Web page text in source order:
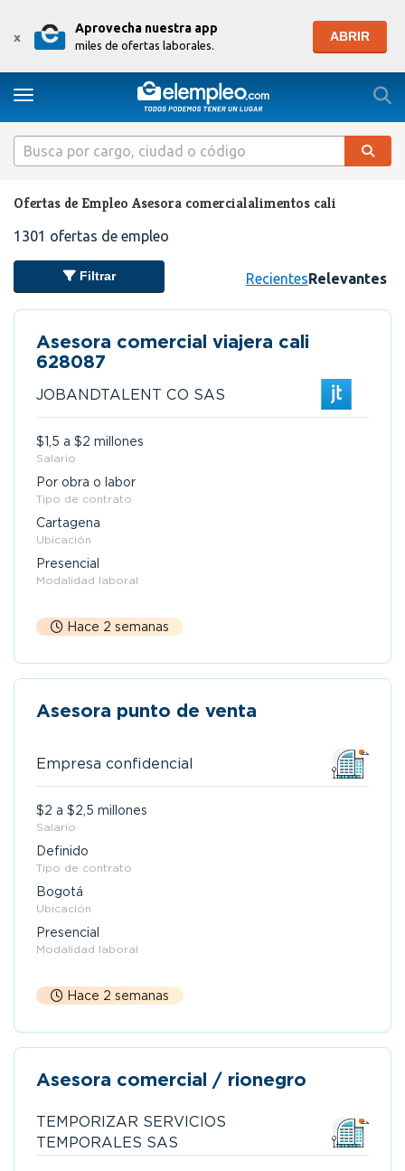
x
Aprovecha nuestra app
miles de ofertas laborales.
ABRIR
Toggle navigation
Ofertas de Empleo Asesora comercialalimentos cali
1301 ofertas de empleo
Filtrar RecientesRelevantes
Asesora comercial viajera cali
628087
JOBANDTALENT CO SAS
$1,5 a $2 millones
Salario
Por obra o labor
Tipo de contrato
Cartagena
Ubicación
Presencial
Modalidad laboral
Hace 2 semanas
Asesora punto de venta
Empresa confidencial
$2 a $2,5 millones
Salario
Definido
Tipo de contrato
Bogotá
Ubicación
Presencial
Modalidad laboral
Hace 2 semanas
Asesora comercial / rionegro
TEMPORIZAR SERVICIOS
TEMPORALES SAS